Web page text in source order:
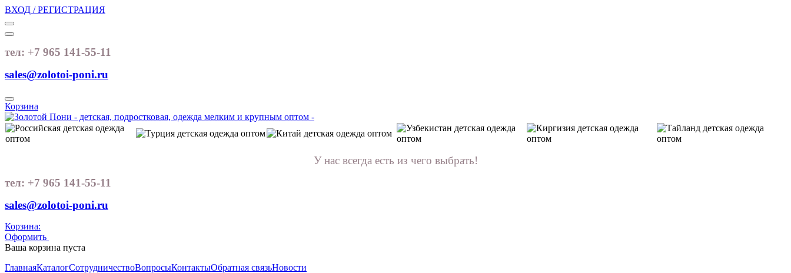
ВХОД / РЕГИСТРАЦИЯ
тел: +7 965 141-55-11
sales@zolotoi-poni.ru
Корзина
У нас всегда есть из чего выбрать!
тел: +7 965 141-55-11
sales@zolotoi-poni.ru
Корзина:
Оформить
Ваша корзина пуста
ГлавнаяКаталогСотрудничествоВопросыКонтактыОбратная связьНовости